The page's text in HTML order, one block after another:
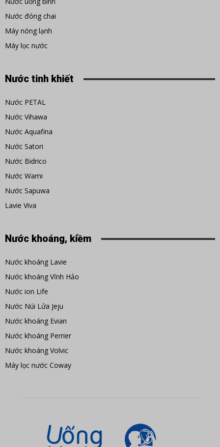
Nước đóng chai
Máy nóng lạnh
Máy lọc nước
Nước tinh khiết
Nước PETAL
Nước Vihawa
Nước Aquafina
Nước Satori
Nước Bidrico
Nước Wami
Nước Sapuwa
Lavie Viva
Nước khoáng, kiềm
Nước khoáng Lavie
Nước khoáng Vĩnh Hảo
Nước ion Life
Nước Núi Lửa Jeju
Nước khoáng Evian
Nước khoáng Perrier
Nước khoáng Volvic
Máy lọc nước Coway